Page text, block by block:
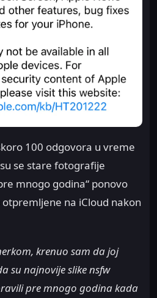
100 odgovora u vreme
se stare fotografije
mnogo godina“ ponovo
na iCloud nakon
krenuo sam da joj
su najnovije slike nsfw
pre mnogo godina kada